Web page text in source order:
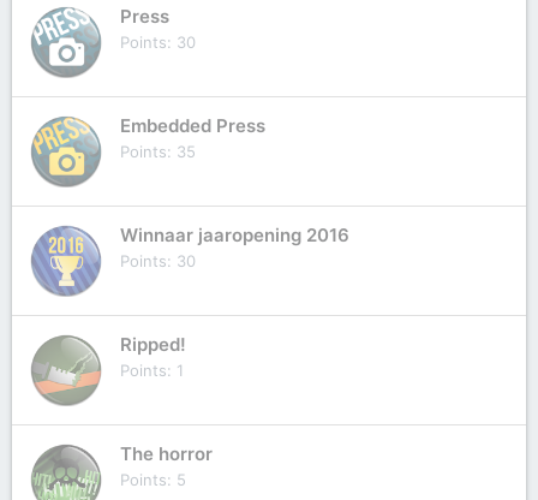
Press
Points 30
Embedded Press
Points 35
Winnaar jaaropening 2016
Points 30
Ripped!
Points 1
The horror
Points 5